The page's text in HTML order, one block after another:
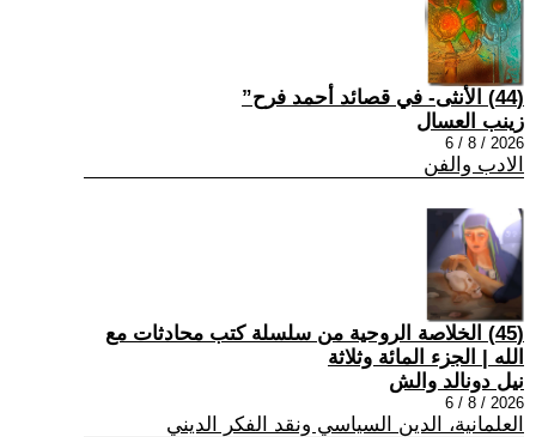
(44) الأنثى- في قصائد أحمد فرح”
زينب العسال
2026 / 8 / 6
الادب والفن
(45) الخلاصة الروحية من سلسلة كتب محادثات مع
الله | الجزء المائة وثلاثة
نيل دونالد والش
2026 / 8 / 6
العلمانية، الدين السياسي ونقد الفكر الديني